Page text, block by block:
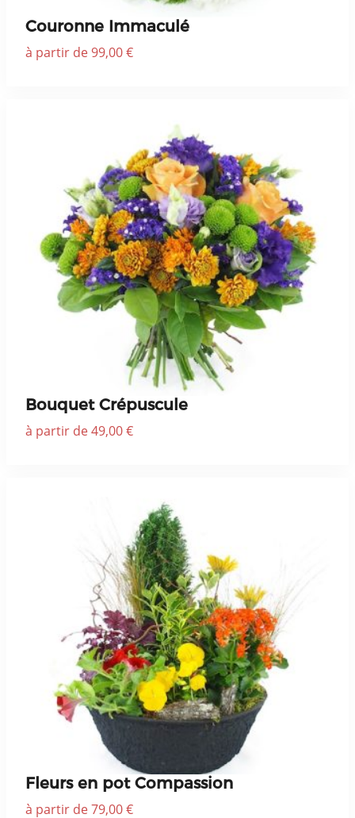
Couronne Immaculé
à partir de 99,00 €
Bouquet Crépuscule
à partir de 49,00 €
Fleurs en pot Compassion
à partir de 79,00 €